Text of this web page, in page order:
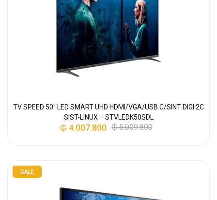
TV SPEED 50″ LED SMART UHD HDMI/VGA/USB C/SINT DIGI 2C
SIST-LINUX – STVLEDK50SDL
₲5.009.800
₲ 4.007.800
SALE